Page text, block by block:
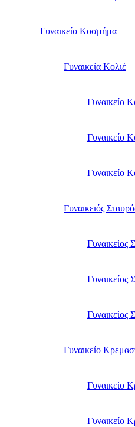
Γυναικείο Κοσμήμα
Γυναικεία Κολιέ
Γυναικείο
Γυναικείο
Γυναικείο
Γυναικειός
Γυναικείος
Γυναικείος
Γυναικείος
Γυναικείο
Γυναικείο
Γυναικείο